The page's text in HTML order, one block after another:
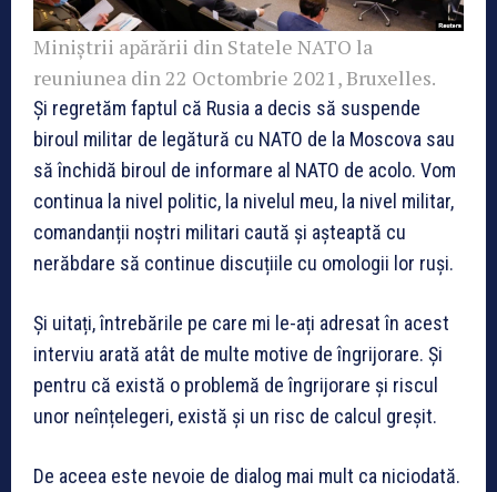
Miniștrii apărării din Statele NATO la
reuniunea din 22 Octombrie 2021, Bruxelles.
Și regretăm faptul că Rusia a decis să suspende
biroul militar de legătură cu NATO de la Moscova sau
să închidă biroul de informare al NATO de acolo. Vom
continua la nivel politic, la nivelul meu, la nivel militar,
comandanții noștri militari caută și așteaptă cu
nerăbdare să continue discuțiile cu omologii lor ruși.
Și uitați, întrebările pe care mi le-ați adresat în acest
interviu arată atât de multe motive de îngrijorare. Și
pentru că există o problemă de îngrijorare și riscul
unor neînțelegeri, există și un risc de calcul greșit.
De aceea este nevoie de dialog mai mult ca niciodată.